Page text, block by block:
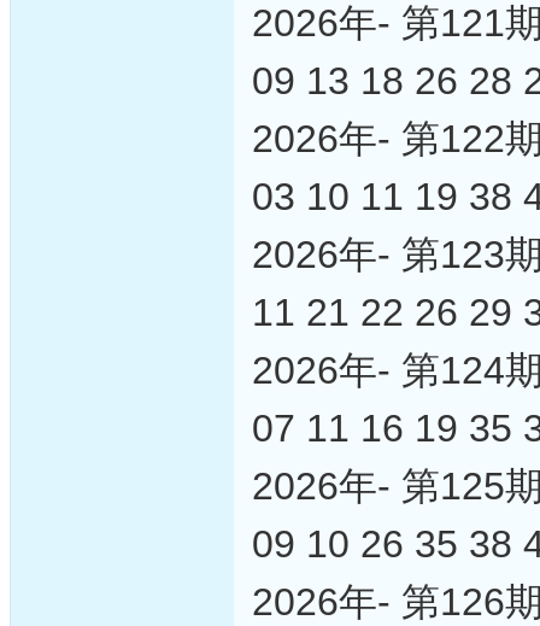
2026年- 第121
09 13 18 26 28
2026年- 第122
03 10 11 19 38
2026年- 第123
11 21 22 26 29
2026年- 第124
07 11 16 19 35
2026年- 第125
09 10 26 35 38
2026年- 第126